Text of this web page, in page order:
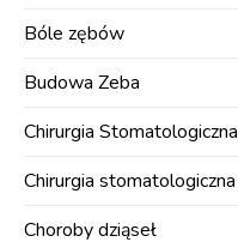
Bóle zębów
Budowa Zeba
Chirurgia Stomatologiczna
Chirurgia stomatologiczna
Choroby dziąseł